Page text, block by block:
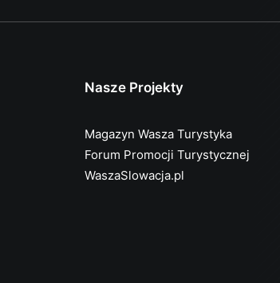
Nasze Projekty
Magazyn Wasza Turystyka
Forum Promocji Turystycznej
WaszaSlowacja.pl